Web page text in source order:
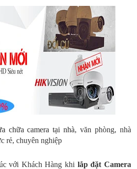
chữa camera tại nhà, văn phòng, nhà
rẻ, chuyên nghiệp
với Khách Hàng khi lắp đặt Camera